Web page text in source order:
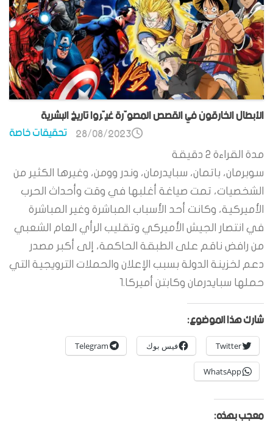
الأبطال الخارقون في القصص المصوّرة غيّروا تاريخ البشرية
تحقيقات خاصة 28/08/2023
مدة القراءة 2 دقيقة
سوبرمان، باتمان، سبايدرمان، وندر وومن، وغيرها الكثير من
الشخصيات، تمت صياغة أغلبها في وقت وأحداث الحرب
الأميركية، وكانت أحد الأسباب المباشرة وغير المباشرة
في انتصار الجيش الأميركي وتقليب الرأي العام الشعبي
من رافض ناقم على الطبقة الحاكمة، إلى أكبر مصدر
دعم لخزينة الدولة بسبب الإعلان والحملات الترويجية التي
حملها سبايدرمان وكابتن أميركا.1
شارك هذا الموضوع:
Twitter فيس بوك Telegram
WhatsApp
معجب بهذه: